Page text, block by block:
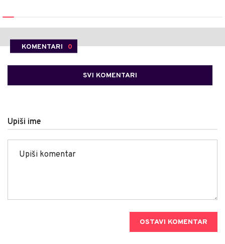
KOMENTARI 0
SVI KOMENTARI
Upiši ime
OSTAVI KOMENTAR